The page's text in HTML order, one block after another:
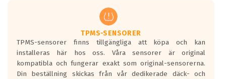
regelverket som introduceras år 2016.
Ett däck med två svarta vågor är redan
godkända för år 2016 nya regelverk.
Ett däck med en svart våg kommer vara
minst tre decibel tystare än det
regelverk som börjar gälla 2016.
TPMS-SENSORER
TPMS-sensorer finns tillgängliga att köpa och kan
installeras här hos oss. Våra sensorer är original
kompatibla och fungerar exakt som original-sensorerna.
Din beställning skickas från vår dedikerade däck- och